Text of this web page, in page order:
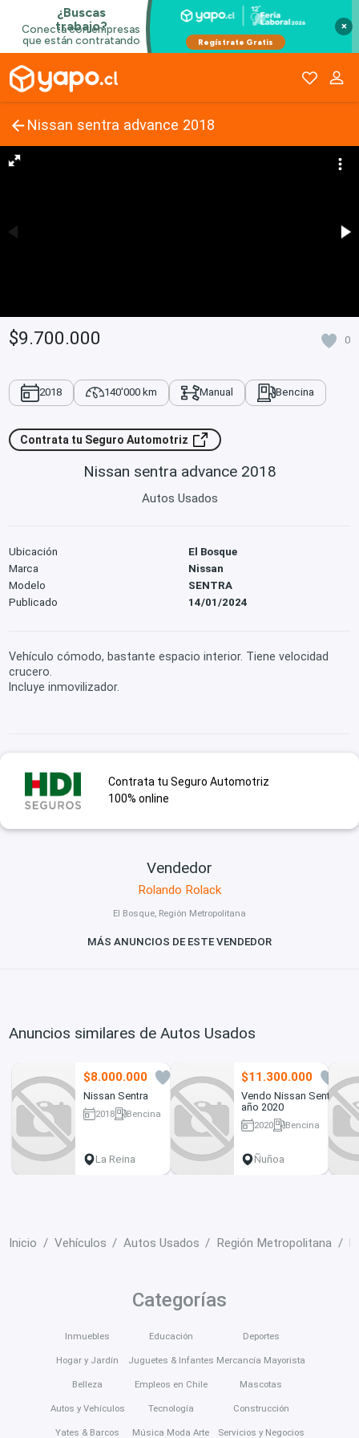
×
Nissan sentra advance 2018
$9.700.000 0
2018 140'000 km Manual Bencina
Contrata tu Seguro Automotriz
Nissan sentra advance 2018
Autos Usados
Ubicación
El Bosque
Marca
Nissan
Modelo
SENTRA
Publicado
14/01/2024
Vehículo cómodo, bastante espacio interior. Tiene velocidad
crucero.
Incluye inmovilizador.
Contrata tu Seguro Automotriz
100% online
Vendedor
Rolando Rolack
El Bosque, Región Metropolitana
MÁS ANUNCIOS DE ESTE VENDEDOR
Anuncios similares de Autos Usados
$8.000.000
Nissan Sentra
2018
Bencina
La Reina
$11.300.000
0
Vendo Nissan Sentra
año 2020
2020
Bencina
Ñuñoa
Inicio Vehículos Autos Usados Región Metropolitana
Categorías
Inmuebles
Hogar y Jardín
Belleza
Autos y Vehículos
Yates & Barcos
Educación
Juguetes & Infantes
Empleos en Chile
Tecnología
Música Moda Arte
Deportes
Mercancía Mayorista
Mascotas
Construcción
Servicios y Negocios